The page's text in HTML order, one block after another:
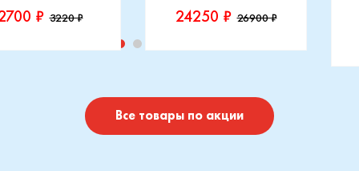
₽ 3220 ₽ 24250 ₽ 26900 ₽
Производитель::
Купить
Все товары по акции